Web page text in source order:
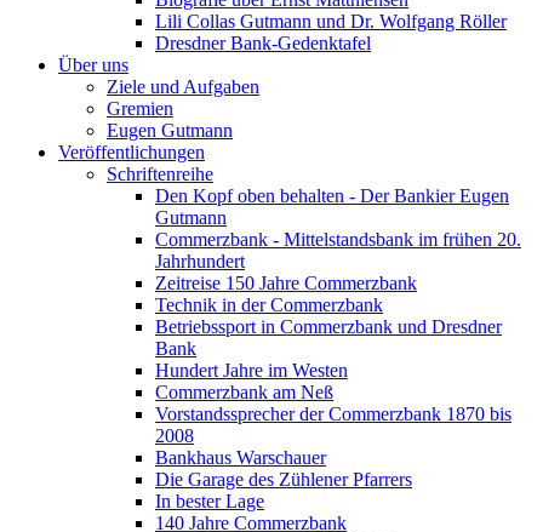
Lili Collas Gutmann und Dr. Wolfgang Röller
Dresdner Bank-Gedenktafel
Über uns
Ziele und Aufgaben
Gremien
Eugen Gutmann
Veröffentlichungen
Schriftenreihe
Den Kopf oben behalten - Der Bankier Eugen
Gutmann
Commerzbank - Mittelstandsbank im frühen 20.
Jahrhundert
Zeitreise 150 Jahre Commerzbank
Technik in der Commerzbank
Betriebssport in Commerzbank und Dresdner
Bank
Hundert Jahre im Westen
Commerzbank am Neß
Vorstandssprecher der Commerzbank 1870 bis
2008
Bankhaus Warschauer
Die Garage des Zühlener Pfarrers
In bester Lage
140 Jahre Commerzbank